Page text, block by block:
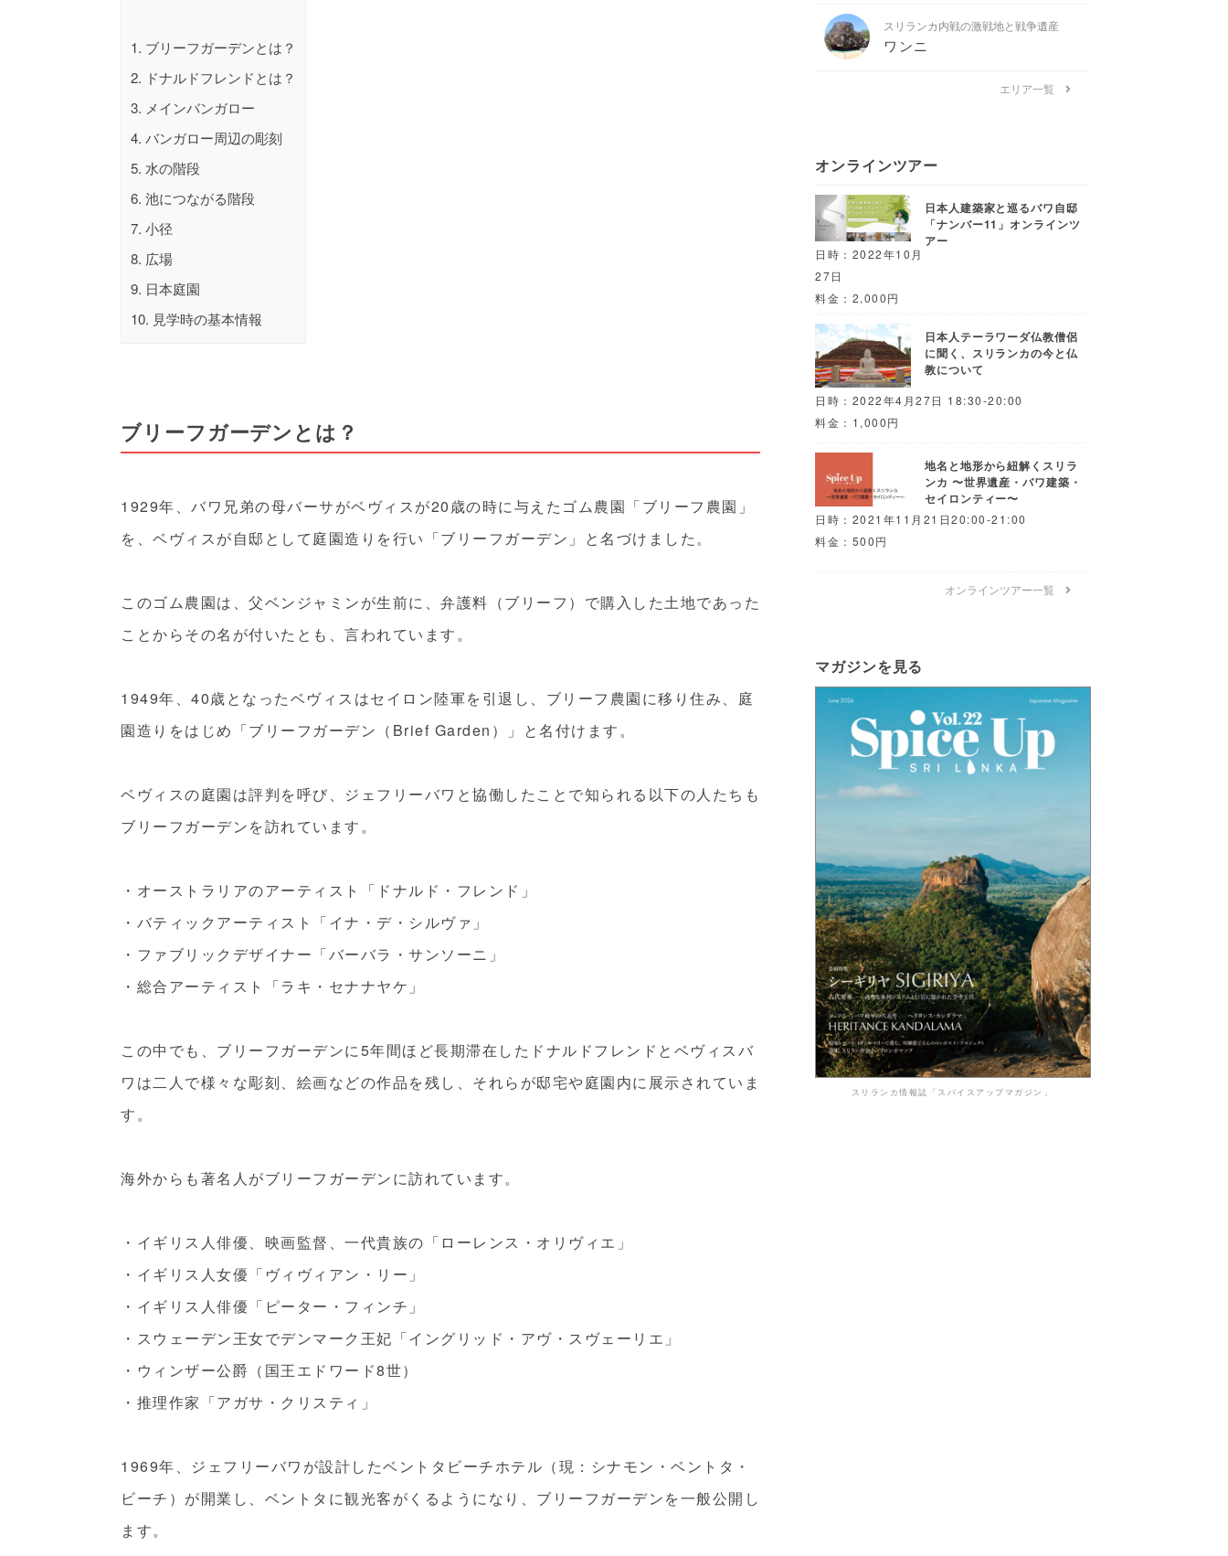
1. ブリーフガーデンとは？
2. ドナルドフレンドとは？
3. メインバンガロー
4. バンガロー周辺の彫刻
5. 水の階段
6. 池につながる階段
7. 小径
8. 広場
9. 日本庭園
10. 見学時の基本情報
ブリーフガーデンとは？
1929年、バワ兄弟の母バーサがベヴィスが20歳の時に与えたゴム農園「ブリーフ農園」
を、ベヴィスが自邸として庭園造りを行い「ブリーフガーデン」と名づけました。
このゴム農園は、父ベンジャミンが生前に、弁護料（ブリーフ）で購入した土地であった
ことからその名が付いたとも、言われています。
1949年、40歳となったベヴィスはセイロン陸軍を引退し、ブリーフ農園に移り住み、庭
園造りをはじめ「ブリーフガーデン（Brief Garden）」と名付けます。
ベヴィスの庭園は評判を呼び、ジェフリーバワと協働したことで知られる以下の人たちも
ブリーフガーデンを訪れています。
・オーストラリアのアーティスト「ドナルド・フレンド」
・バティックアーティスト「イナ・デ・シルヴァ」
・ファブリックデザイナー「バーバラ・サンソーニ」
・総合アーティスト「ラキ・セナナヤケ」
この中でも、ブリーフガーデンに5年間ほど長期滞在したドナルドフレンドとベヴィスバ
ワは二人で様々な彫刻、絵画などの作品を残し、それらが邸宅や庭園内に展示されていま
す。
海外からも著名人がブリーフガーデンに訪れています。
・イギリス人俳優、映画監督、一代貴族の「ローレンス・オリヴィエ」
・イギリス人女優「ヴィヴィアン・リー」
・イギリス人俳優「ピーター・フィンチ」
・スウェーデン王女でデンマーク王妃「イングリッド・アヴ・スヴェーリエ」
・ウィンザー公爵（国王エドワード8世）
・推理作家「アガサ・クリスティ」
1969年、ジェフリーバワが設計したベントタビーチホテル（現：シナモン・ベントタ・
ビーチ）が開業し、ベントタに観光客がくるようになり、ブリーフガーデンを一般公開し
ます。
スリランカ内戦の激戦地と戦争遺産
ワンニ
エリア一覧
オンラインツアー
日本人建築家と巡るバワ自邸
「ナンバー11」オンラインツ
アー
日時：2022年10月
27日
料金：2,000円
日本人テーラワーダ仏教僧侶
に聞く、スリランカの今と仏
教について
日時：2022年4月27日 18:30-20:00
料金：1,000円
地名と地形から紐解くスリラ
ンカ 〜世界遺産・バワ建築・
セイロンティー〜
日時：2021年11月21日20:00-21:00
料金：500円
オンラインツアー一覧
マガジンを見る
スリランカ情報誌「スパイスアップマガジン」